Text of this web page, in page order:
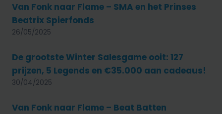
Van Fonk naar Flame – SMA en het Prinses
Beatrix Spierfonds
26/05/2025
De grootste Winter Salesgame ooit: 127
prijzen, 5 Legends en €35.000 aan cadeaus!
30/04/2025
Van Fonk naar Flame – Beat Batten